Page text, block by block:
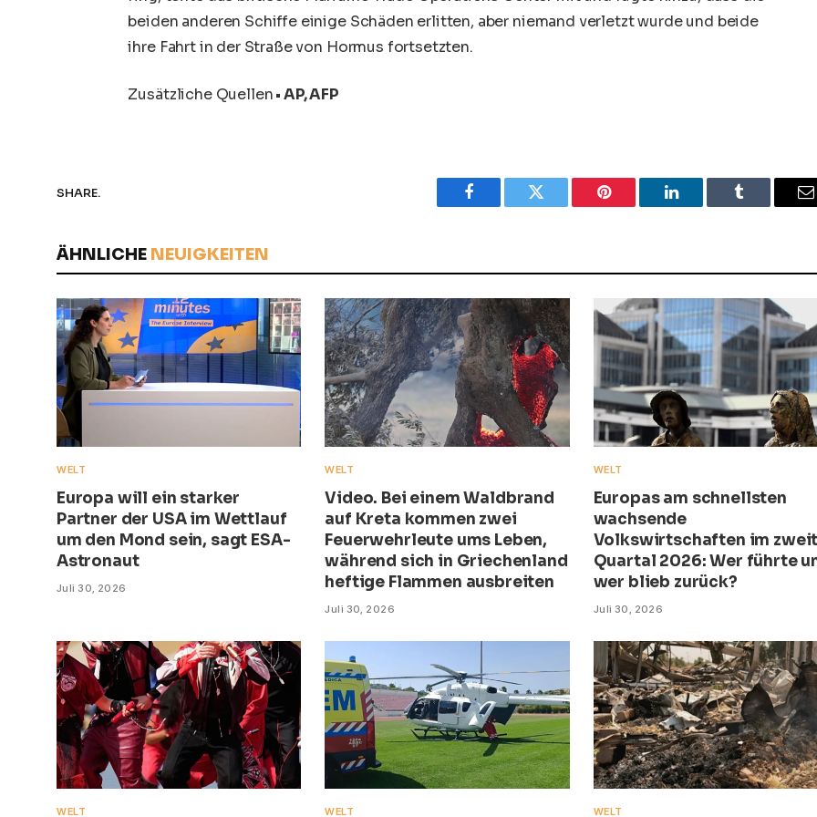
beiden anderen Schiffe einige Schäden erlitten, aber niemand verletzt wurde und beide
ihre Fahrt in der Straße von Hormus fortsetzten.
Zusätzliche Quellen• AP, AFP
SHARE.
Facebook Twitter Pinterest LinkedIn Tumblr
ÄHNLICHE NEUIGKEITEN
WELT
Europa will ein starker
Partner der USA im Wettlauf
um den Mond sein, sagt ESA-
Astronaut
Juli 30, 2026
WELT
Video. Bei einem Waldbrand
auf Kreta kommen zwei
Feuerwehrleute ums Leben,
während sich in Griechenland
heftige Flammen ausbreiten
Juli 30, 2026
WELT
Europas am schnellsten
wachsende
Volkswirtschaften im
Quartal 2026: Wer führte
wer blieb zurück?
Juli 30, 2026
WELT WELT WELT